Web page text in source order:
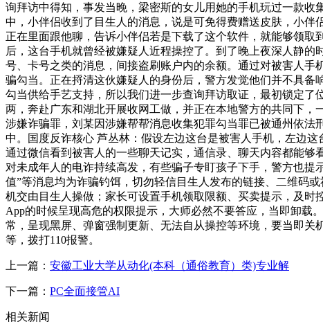
询拜访中得知，事发当晚，梁密斯的女儿用她的手机玩过一款
中，小伴侣收到了目生人的消息，说是可免得费赠送皮肤，小
正在里面跟他聊，告诉小伴侣若是下载了这个软件，就能够领
后，这台手机就曾经被嫌疑人近程操控了。到了晚上夜深人静
号、卡号之类的消息，间接盗刷账户内的余额。通过对被害人
骗勾当。正在捋清这伙嫌疑人的身份后，警方发觉他们并不具
勾当供给手艺支持，所以我们进一步查询拜访取证，最初锁定
两，奔赴广东和湖北开展收网工做，并正在本地警方的共同下
涉嫌诈骗罪，刘某因涉嫌帮帮消息收集犯罪勾当罪已被通州依
中。国度反诈核心 芦丛林：假设左边这台是被害人手机，左边
通过微信看到被害人的一些聊天记实，通信录、聊天内容都能
对未成年人的电诈持续高发，有些骗子专盯孩子下手，警方也
值”等消息均为诈骗钓饵，切勿轻信目生人发布的链接、二维码
机交由目生人操做；家长可设置手机领取限额、买卖提示，及
App的时候呈现高危的权限提示，大师必然不要答应，当即卸载
常，呈现黑屏、弹窗强制更新、无法自从操控等环境，要当即
等，拨打110报警。
上一篇： 安徽工业大学从动化(本科（通俗教育）类)专业解
下一篇： PC全面接管AI
相关新闻